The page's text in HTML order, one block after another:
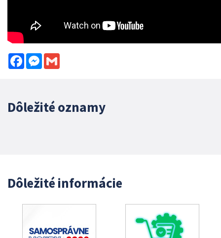
FacebookMessenger
Dôležité oznamy
Dôležité informácie